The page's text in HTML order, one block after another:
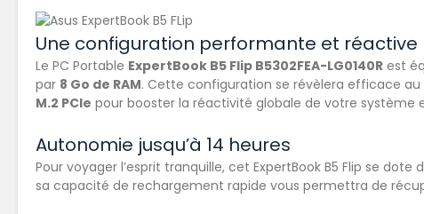
Une configuration performante et réactive
Le PC Portable ExpertBook B5 Flip B5302FEA-LG0140R est
par 8 Go de RAM. Cette configuration se révèlera efficace
M.2 PCIe pour booster la réactivité globale de votre système
Autonomie jusqu’à 14 heures
Pour voyager l’esprit tranquille, cet ExpertBook B5 Flip se
sa capacité de rechargement rapide vous permettra de